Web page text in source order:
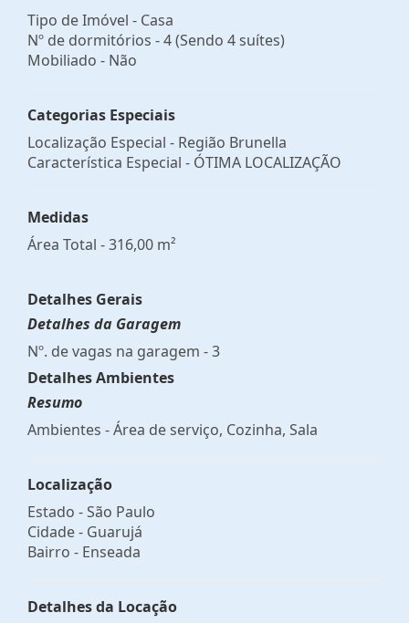
Tipo de Imóvel - Casa
Nº de dormitórios - 4 (Sendo 4 suítes)
Mobiliado - Não
Categorias Especiais
Localização Especial - Região Brunella
Característica Especial - ÓTIMA LOCALIZAÇÃO
Medidas
Área Total - 316,00 m²
Detalhes Gerais
Detalhes da Garagem
Nº. de vagas na garagem - 3
Detalhes Ambientes
Resumo
Ambientes - Área de serviço, Cozinha, Sala
Localização
Estado -São Paulo
Cidade - Guarujá
Bairro - Enseada
Detalhes da Locação